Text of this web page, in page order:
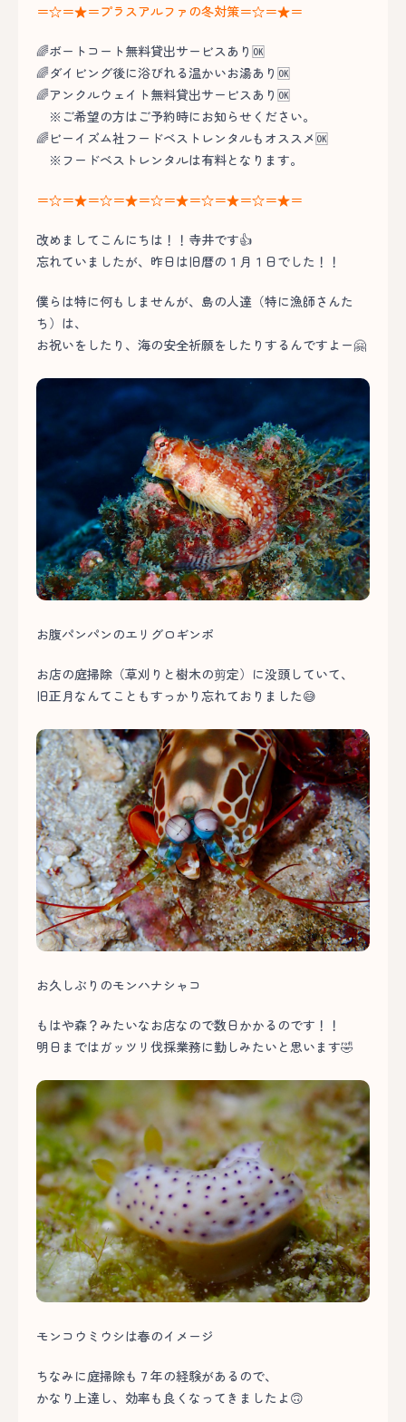
＝☆＝★＝プラスアルファの冬対策＝☆＝★＝
🌈ボートコート無料貸出サービスあり🆗
🌈ダイビング後に浴びれる温かいお湯あり🆗
🌈アンクルウェイト無料貸出サービスあり🆗
※ご希望の方はご予約時にお知らせください。
🌈ビーイズム社フードベストレンタルもオススメ🆗
※フードベストレンタルは有料となります。
＝☆＝★＝☆＝★＝☆＝★＝☆＝★＝☆＝★＝
改めましてこんにちは！！寺井です👍
忘れていましたが、昨日は旧暦の１月１日でした！！
僕らは特に何もしませんが、島の人達（特に漁師さんた
ち）は、
お祝いをしたり、海の安全祈願をしたりするんですよー🤗
お腹パンパンのエリグロギンポ
お店の庭掃除（草刈りと樹木の剪定）に没頭していて、
旧正月なんてこともすっかり忘れておりました😅
お久しぶりのモンハナシャコ
もはや森？みたいなお店なので数日かかるのです！！
明日まではガッツリ伐採業務に勤しみたいと思います🤣
モンコウミウシは春のイメージ
ちなみに庭掃除も７年の経験があるので、
かなり上達し、効率も良くなってきましたよ🙃